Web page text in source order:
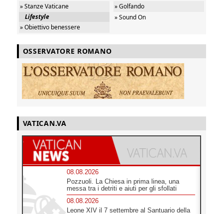
» Stanze Vaticane
Lifestyle
» Obiettivo benessere
» Golfando
» Sound On
OSSERVATORE ROMANO
VATICAN.VA
08.08.2026
Pozzuoli. La Chiesa in prima linea, una
messa tra i detriti e aiuti per gli sfollati
08.08.2026
Leone XIV il 7 settembre al Santuario della